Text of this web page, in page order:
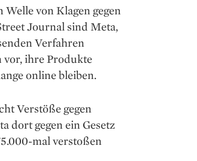
von Klagen gegen
Journal sind Meta,
Verfahren
ihre Produkte
online bleiben.
Verstöße gegen
dort gegen ein Gesetz
mal verstoßen